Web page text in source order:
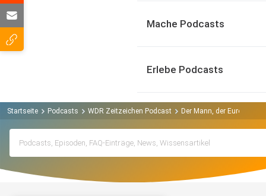
Mache Podcasts
Erlebe Podcasts
Startseite Podcasts WDR Zeitzeichen Podcast Der Mann, der Europa